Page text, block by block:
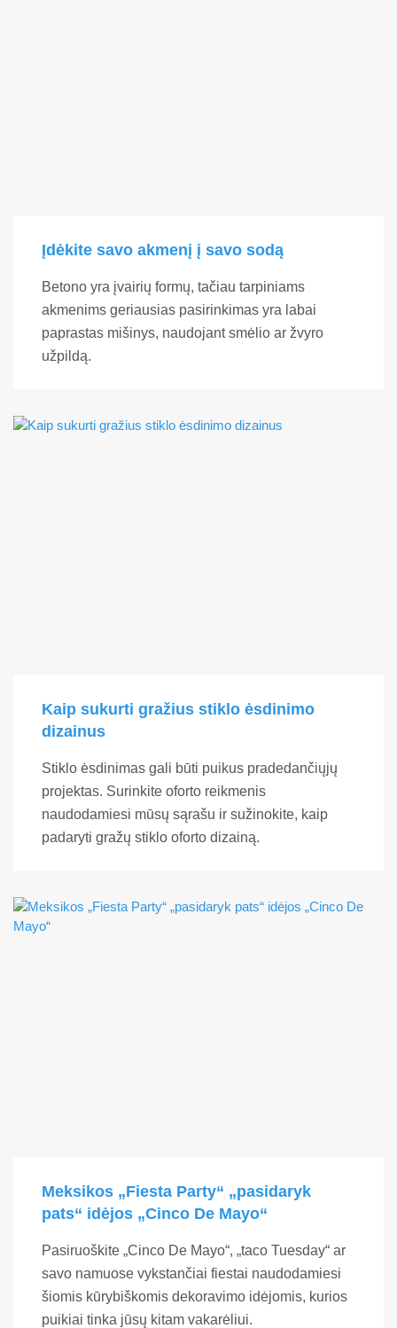
Įdėkite savo akmenį į savo sodą
Betono yra įvairių formų, tačiau tarpiniams
akmenims geriausias pasirinkimas yra labai
paprastas mišinys, naudojant smėlio ar žvyro
užpildą.
Kaip sukurti gražius stiklo ėsdinimo
dizainus
Stiklo ėsdinimas gali būti puikus pradedančiųjų
projektas. Surinkite oforto reikmenis
naudodamiesi mūsų sąrašu ir sužinokite, kaip
padaryti gražų stiklo oforto dizainą.
Meksikos „Fiesta Party“ „pasidaryk
pats“ idėjos „Cinco De Mayo“
Pasiruoškite „Cinco De Mayo“, „taco Tuesday“ ar
savo namuose vykstančiai fiestai naudodamiesi
šiomis kūrybiškomis dekoravimo idėjomis, kurios
puikiai tinka jūsų kitam vakarėliui.